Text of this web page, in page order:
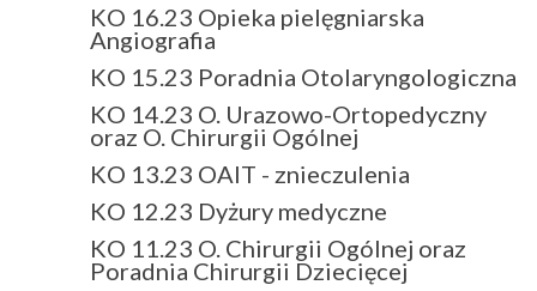
KO 16.23 Opieka pielęgniarska
Angiografia
KO 15.23 Poradnia Otolaryngologiczna
KO 14.23 O. Urazowo-Ortopedyczny
oraz O. Chirurgii Ogólnej
KO 13.23 OAIT - znieczulenia
KO 12.23 Dyżury medyczne
KO 11.23 O. Chirurgii Ogólnej oraz
Poradnia Chirurgii Dziecięcej